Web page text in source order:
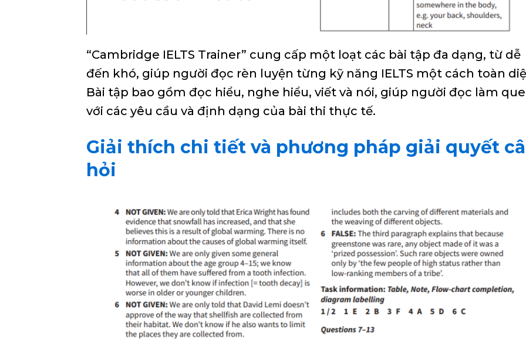
“Cambridge IELTS Trainer” cung cấp một loạt các bài tập đa dạng, từ dễ
đến khó, giúp người đọc rèn luyện từng kỹ năng IELTS một cách toàn
Bài tập bao gồm đọc hiểu, nghe hiểu, viết và nói, giúp người đọc làm
với các yêu cầu và định dạng của bài thi thực tế.
Giải thích chi tiết và phương pháp giải quyết
hỏi